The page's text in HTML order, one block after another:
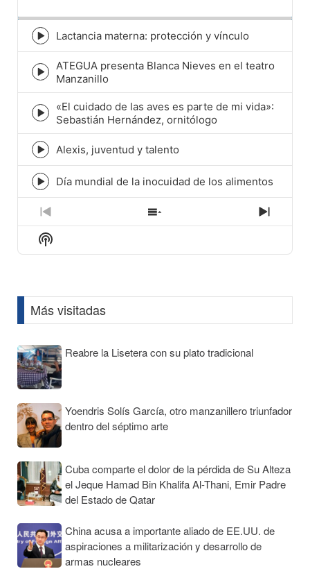
Episode
play
icon
Lactancia materna: protección y vínculo
Episode
play
icon
ATEGUA presenta Blanca Nieves en el teatro
Manzanillo
Episode
play
icon
«El cuidado de las aves es parte de mi vida»:
Sebastián Hernández, ornitólogo
Episode
play
icon
Alexis, juventud y talento
Episode
play
icon
Día mundial de la inocuidad de los alimentos
Previous
Episode
Show
Episodes
Next
Show
Podcast
Más visitadas
Reabre la Lisetera con su plato tradicional
Yoendris Solís García, otro manzanillero triunfador
dentro del séptimo arte
Cuba comparte el dolor de la pérdida de Su Alteza
el Jeque Hamad Bin Khalifa Al-Thani, Emir Padre
del Estado de Qatar
China acusa a importante aliado de EE.UU. de
aspiraciones a militarización y desarrollo de
armas nucleares